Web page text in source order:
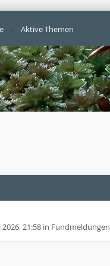
Aktive Themen
2026, 21:58 in Fundmeldungen